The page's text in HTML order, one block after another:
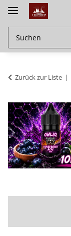
Zurück zur Liste